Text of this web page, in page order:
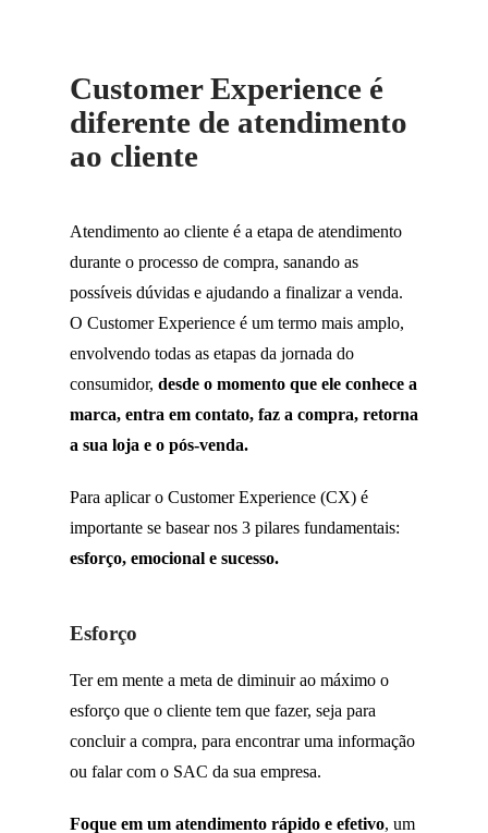
Customer Experience é
diferente de atendimento
ao cliente
Atendimento ao cliente é a etapa de atendimento
durante o processo de compra, sanando as
possíveis dúvidas e ajudando a finalizar a venda.
O Customer Experience é um termo mais amplo,
envolvendo todas as etapas da jornada do
consumidor, desde o momento que ele conhece a
marca, entra em contato, faz a compra, retorna
a sua loja e o pós-venda.
Para aplicar o Customer Experience (CX) é
importante se basear nos 3 pilares fundamentais:
esforço, emocional e sucesso.
Esforço
Ter em mente a meta de diminuir ao máximo o
esforço que o cliente tem que fazer, seja para
concluir a compra, para encontrar uma informação
ou falar com o SAC da sua empresa.
Foque em um atendimento rápido e efetivo, um